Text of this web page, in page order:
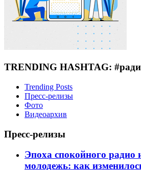
TRENDING HASHTAG:
Trending Posts
Пресс-релизы
Фото
Видеоархив
Пресс-релизы
Эпоха спокойного радио
молодежь: как